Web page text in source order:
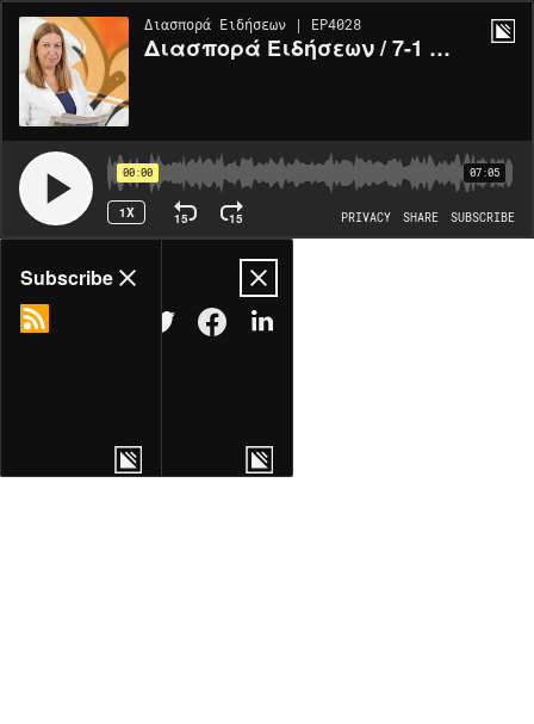
Διασπορά Ειδήσεων | EP4028
Διασπορά Ειδήσεων / 7-1 / Μ. Μούσκος
00:00 07:05
1X 15 15 PRIVACY SHARE SUBSCRIBE
Share
MORE OPTIONS
Subscribe